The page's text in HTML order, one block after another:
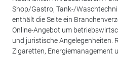
Shop/Gastro, Tank-/
enthält die Seite ein
Online-Angebot um
und juristische Angelegenheiten.
Zigaretten, Energiemanagement